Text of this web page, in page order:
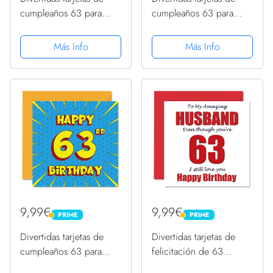
cumpleaños 63 para
cumpleaños, tarjeta de
feliz cumpleaños para
papá, mamá, abuelo,
felicitación...
Más Info
cumpleaños 63 para
cumpleaños, tarjeta de
feliz cumpleaños para
papá, tía, tío, niñera,
de...
Más Info
9,99€ PRIME
PRIME
Divertidas tarjetas de
cumpleaños 63 para
9,99€ PRIME
PRIME
Divertidas tarjetas de
felicitación de 63